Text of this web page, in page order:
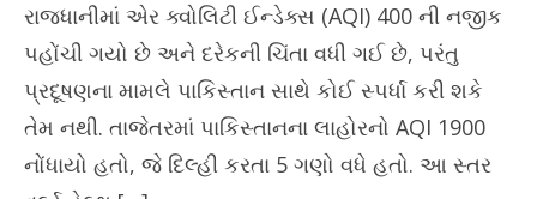
રાજધાનીમાં એર ક્વોલિટી ઈન્ડેક્સ (AQI) 400 ની નજીક
પહોંચી ગયો છે અને દરેકની ચિંતા વધી ગઈ છે, પરંતુ
પ્રદૂષણના મામલે પાકિસ્તાન સાથે કોઈ સ્પર્ધા કરી શકે
તેમ નથી. તાજેતરમાં પાકિસ્તાનના લાહોરનો AQI 1900
નોંધાયો હતો, જે દિલ્હી કરતા 5 ગણો વધે હતો. આ સ્તર